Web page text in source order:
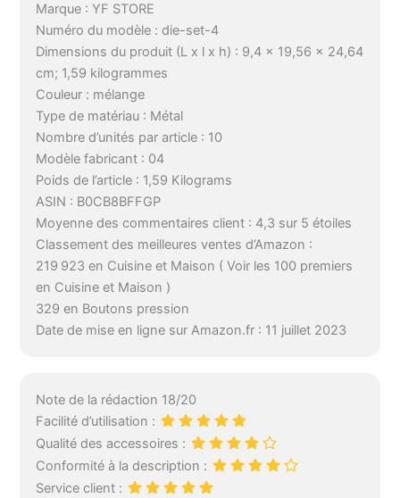
Marque : YF STORE
Numéro du modèle : die-set-4
Dimensions du produit (L x l x h) : 9,4 x 19,56 x 24,64
cm; 1,59 kilogrammes
Couleur : mélange
Type de matériau : Métal
Nombre d’unités par article : 10
Modèle fabricant : 04
Poids de l’article : 1,59 Kilograms
ASIN : B0CB8BFFGP
Moyenne des commentaires client : 4,3 sur 5 étoiles
Classement des meilleures ventes d’Amazon :
219 923 en Cuisine et Maison ( Voir les 100 premiers
en Cuisine et Maison )
329 en Boutons pression
Date de mise en ligne sur Amazon.fr : 11 juillet 2023
Note de la rédaction 18/20
Facilité d’utilisation :
Qualité des accessoires :
Conformité à la description :
Service client :